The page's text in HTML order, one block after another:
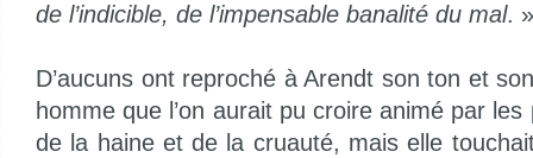
de l’indicible, de l’impensable banalité du mal. »
D’aucuns ont reproché à Arendt son ton et
homme que l’on aurait pu croire animé par
de la haine et de la cruauté, mais elle